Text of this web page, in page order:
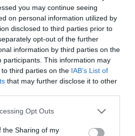
you may continue seeing
on personal information utilized by
disclosed to third parties prior to
opt-out of the further
information by third parties on the
participants. This information may
third parties on the IAB’s List of
that may further disclose it to other
app uses one or more Google
usage behaviour. You may click to
Opt Outs
the Sharing of my
Ροή ειδήσεων
στην Ευκαρπία Κιλκίς
Mail» για τη δολοφονία της
ανασύρθηκε 43χρονος στη